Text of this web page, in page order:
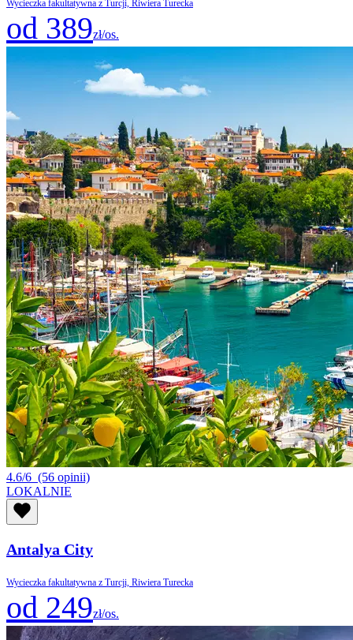
Wycieczka fakultatywna z Turcji, Riwiera Turecka
od 389zł/os.
4.6/6 (56 opinii)
LOKALNIE
Antalya City
Wycieczka fakultatywna z Turcji, Riwiera Turecka
od 249zł/os.